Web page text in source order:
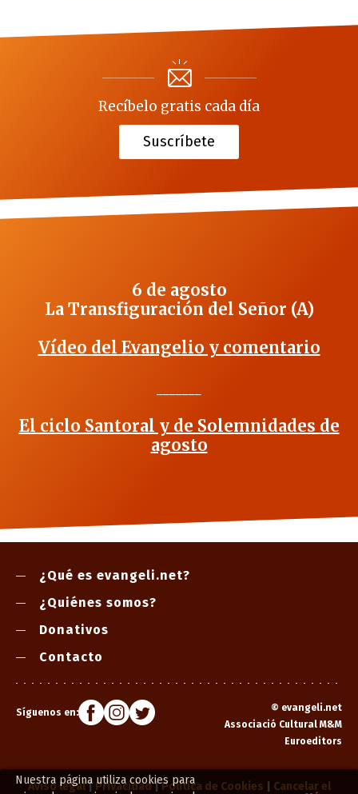
Nuestra página utiliza cookies para
Recíbelo gratis cada día
Suscríbete
6 de agosto
La Transfiguración del Señor (A)
Vídeo del Evangelio y comentario
El ciclo Santoral y de Solemnidades de
agosto
¿Qué es evangeli.net?
¿Quiénes somos?
Donativos
Contacto
Síguenos en: © evangeli.net
Associació Cultural M&M
Euroeditors
Aviso legal| Privacidad|Política de Cookies Cancelar el